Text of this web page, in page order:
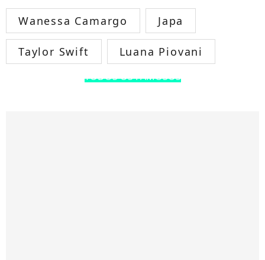
Wanessa Camargo Japa
Taylor Swift Luana Piovani
TODOS OS FAMOSOS